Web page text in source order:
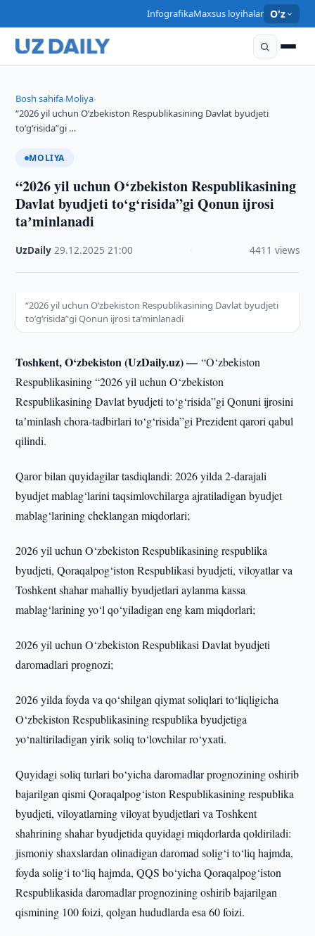
InfografikaMaxsus loyihalar O'z
Bosh sahifa›Moliya›
“2026 yil uchun O‘zbekiston Respublikasining Davlat byudjeti
to‘g‘risida”gi …
MOLIYA
“2026 yil uchun O‘zbekiston Respublikasining
Davlat byudjeti to‘g‘risida”gi Qonun ijrosi
taʼminlanadi
UzDaily ·29.12.2025 ·21:00 4411 views
“2026 yil uchun O‘zbekiston Respublikasining Davlat byudjeti
to‘g‘risida”gi Qonun ijrosi taʼminlanadi
Toshkent, O‘zbekiston (UzDaily.uz) —“O‘zbekiston
Respublikasining “2026 yil uchun O‘zbekiston
Respublikasining Davlat byudjeti to‘g‘risida”gi Qonuni ijrosini
taʼminlash chora-tadbirlari to‘g‘risida”gi Prezident qarori qabul
qilindi.
Qaror bilan quyidagilar tasdiqlandi: 2026 yilda 2-darajali
byudjet mablag‘larini taqsimlovchilarga ajratiladigan byudjet
mablag‘larining cheklangan miqdorlari;
2026 yil uchun O‘zbekiston Respublikasining respublika
byudjeti, Qoraqalpog‘iston Respublikasi byudjeti, viloyatlar va
Toshkent shahar mahalliy byudjetlari aylanma kassa
mablag‘larining yo‘l qo‘yiladigan eng kam miqdorlari;
2026 yil uchun O‘zbekiston Respublikasi Davlat byudjeti
daromadlari prognozi;
2026 yilda foyda va qo‘shilgan qiymat soliqlari to‘liqligicha
O‘zbekiston Respublikasining respublika byudjetiga
yo‘naltiriladigan yirik soliq to‘lovchilar ro‘yxati.
Quyidagi soliq turlari bo‘yicha daromadlar prognozining oshirib
bajarilgan qismi Qoraqalpog‘iston Respublikasining respublika
byudjeti, viloyatlarning viloyat byudjetlari va Toshkent
shahrining shahar byudjetida quyidagi miqdorlarda qoldiriladi:
jismoniy shaxslardan olinadigan daromad solig‘i to‘liq hajmda,
foyda solig‘i to‘liq hajmda, QQS bo‘yicha Qoraqalpog‘iston
Respublikasida daromadlar prognozining oshirib bajarilgan
qismining 100 foizi, qolgan hududlarda esa 60 foizi.